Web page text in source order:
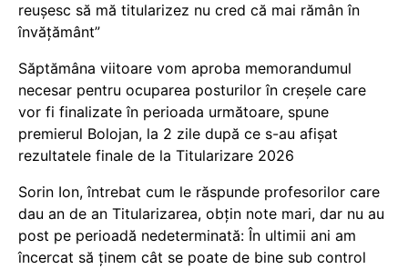
reușesc să mă titularizez nu cred că mai rămân în
învățământ”
Săptămâna viitoare vom aproba memorandumul
necesar pentru ocuparea posturilor în creșele care
vor fi finalizate în perioada următoare, spune
premierul Bolojan, la 2 zile după ce s-au afișat
rezultatele finale de la Titularizare 2026
Sorin Ion, întrebat cum le răspunde profesorilor care
dau an de an Titularizarea, obțin note mari, dar nu au
post pe perioadă nedeterminată: În ultimii ani am
încercat să ținem cât se poate de bine sub control